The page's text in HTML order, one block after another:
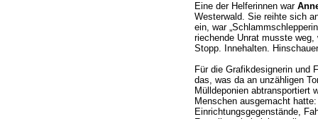
Eine der Helferinnen war
Westerwald. Sie reihte sich
ein, war
riechende Unrat musste
Stopp. Innehalten.
Für die Grafikdesignerin und
das, was da an unzähligen
Mülldeponien abtransportiert
Menschen ausgemacht
Einrichtungsgegenstände,